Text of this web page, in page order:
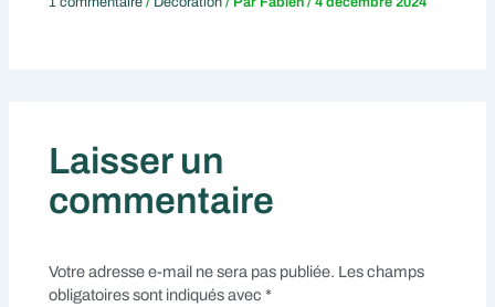
Laisser un
commentaire
Votre adresse e-mail ne sera pas publiée. Les champs
obligatoires sont indiqués avec*